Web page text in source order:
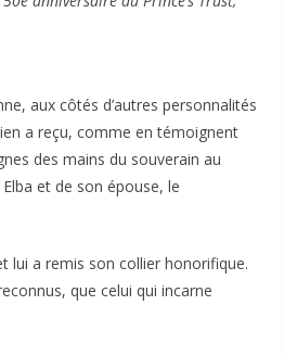
aux côtés d’autres personnalités
a reçu, comme en témoignent
des mains du souverain au
et de son épouse, le
lui a remis son collier honorifique.
que celui qui incarne